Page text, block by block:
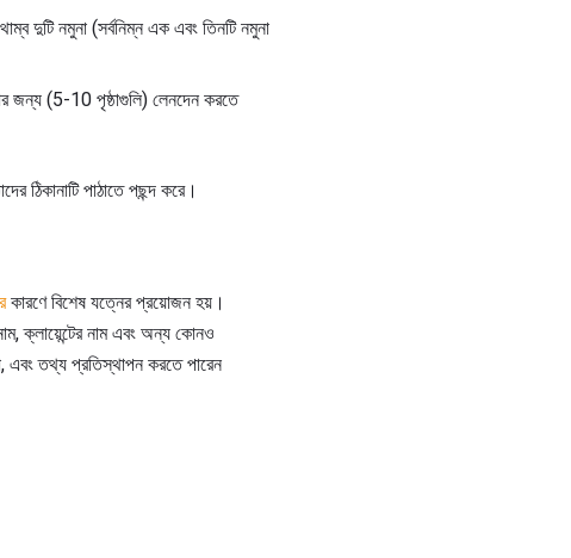
দুটি নমুনা (সর্বনিম্ন এক এবং তিনটি নমুনা
জন্য (5-10 পৃষ্ঠাগুলি) লেনদেন করতে
ঠিকানাটি পাঠাতে পছন্দ করে।
কারণে বিশেষ যত্নের প্রয়োজন হয়।
ক্লায়েন্টের নাম এবং অন্য কোনও
এবং তথ্য প্রতিস্থাপন করতে পারেন